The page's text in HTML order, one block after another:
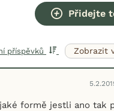
Přidejte
příspěvků
formě jestli ano tak